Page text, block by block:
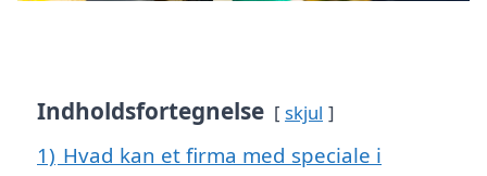
Indholdsfortegnelse skjul
1) Hvad kan et firma med speciale i